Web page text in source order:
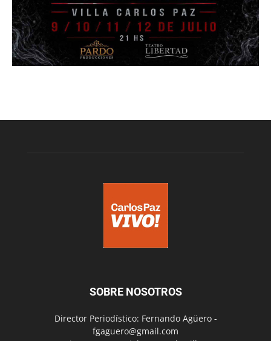
SOBRE NOSOTROS
Director Periodístico: Fernando Agüero -
fgaguero@gmail.com